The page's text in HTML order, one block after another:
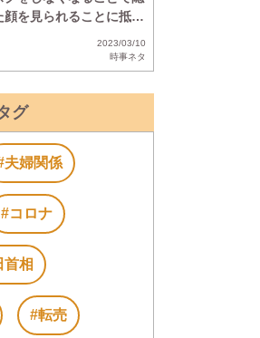
顔を見られることに抵抗
2023/03/10
時事ネタ
グ
夫婦関係
#コロナ
首相
#転売